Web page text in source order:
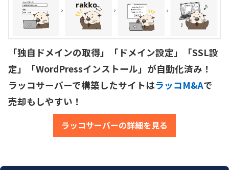
「独自ドメインの取得」「ドメイン設定」「SSL設
定」「WordPressインストール」が自動化済み！
ラッコサーバーで構築したサイトはラッコM&Aで
売却もしやすい！
ラッコサーバーの詳細を見る